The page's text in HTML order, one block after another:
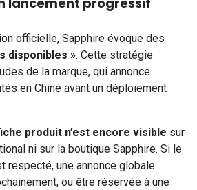
officielle, Sapphire évoque des
disponibles ». Cette stratégie
de la marque, qui annonce
en Chine avant un déploiement
produit n’est encore visible sur
ni sur la boutique Sapphire. Si le
respecté, une annonce globale
ou être réservée à une